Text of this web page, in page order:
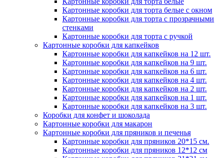
Картонные коробки для торта белые с окном
Картонные коробки для торта с прозрачными
стенками
Картонные коробки для торта с ручкой
Картонные коробки для капкейков
Картонные коробки для капкейков на 12 шт.
Картонные коробки для капкейков на 9 шт.
Картонные коробки для капкейков на 6 шт.
Картонные коробки для капкейков на 4 шт.
Картонные коробки для капкейков на 2 шт.
Картонные коробки для капкейков на 1 шт.
Картонные коробки для капкейков на 3 шт.
Коробки для конфет и шоколада
Картонные коробки для макарон
Картонные коробки для пряников и печенья
Картонные коробки для пряников 20*15 см.
Картонные коробки для пряников 12*12 см